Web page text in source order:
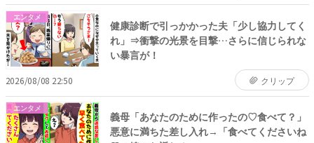
エンタメ
健康診断で引っかかった夫「少し協力してく
れ」⇒衝撃の光景を目撃…さらに信じられな
い暴言が！
2026/08/08 22:50 クリップ
エンタメ
義母「あなたのために作ったの♡食べて？」
悪意に満ちた差し入れ→「食べてくださいね